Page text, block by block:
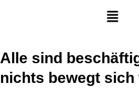
Alle sind
nichts bewegt